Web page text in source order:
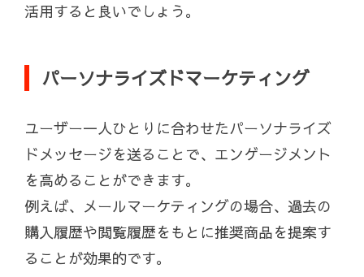
活用すると良いでしょう。
パーソナライズドマーケティング
ユーザー一人ひとりに合わせたパーソナライズ
ドメッセージを送ることで、エンゲージメント
を高めることができます。
例えば、メールマーケティングの場合、過去の
購入履歴や閲覧履歴をもとに推奨商品を提案す
ることが効果的です。